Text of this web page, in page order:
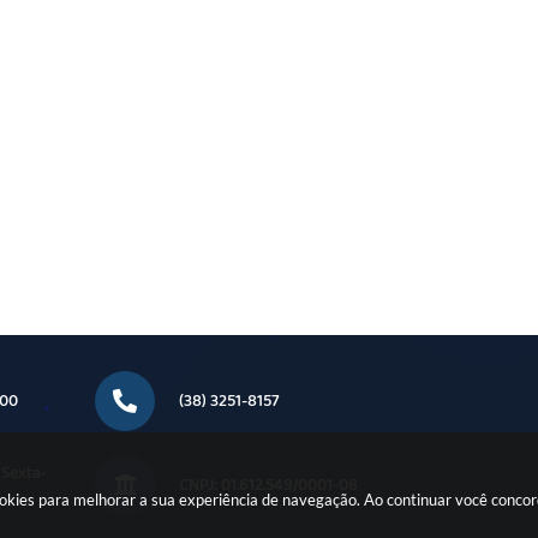
para melhorar a sua experiência de navegação. Ao continuar você
(38) 3251-8157